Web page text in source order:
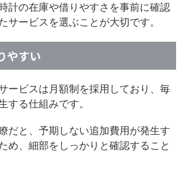
計の在庫や借りやすさを事前に確認
サービスを選ぶことが大切です。
やすい
ービスは月額制を採用しており、毎
する仕組みです。
だと、予期しない追加費用が発生す
め、細部をしっかりと確認すること